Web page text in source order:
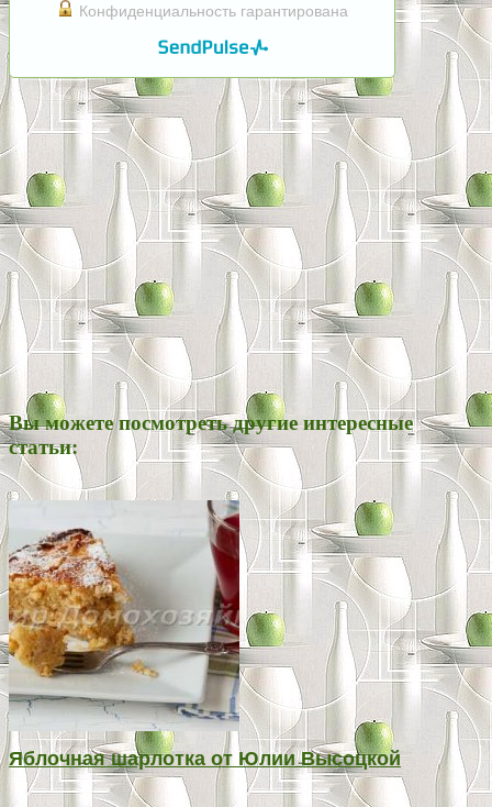
Конфиденциальность гарантирована
Вы можете посмотреть другие интересные
статьи:
Яблочная шарлотка от Юлии Высоцкой